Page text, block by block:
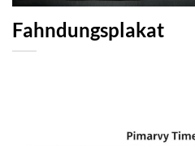
Fahndungsplakat